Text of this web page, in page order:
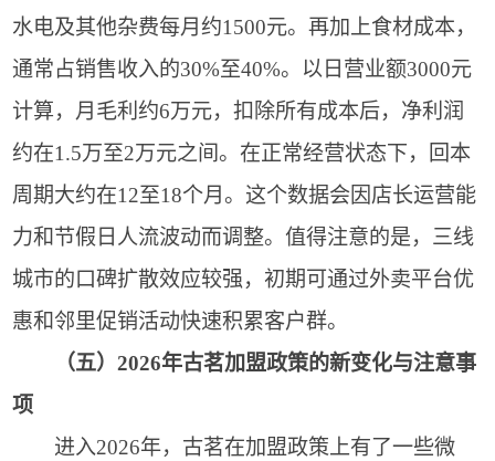
水电及其他杂费每月约1500元。再加上食材成本，
通常占销售收入的30%至40%。以日营业额3000元
计算，月毛利约6万元，扣除所有成本后，净利润
约在1.5万至2万元之间。在正常经营状态下，回本
周期大约在12至18个月。这个数据会因店长运营能
力和节假日人流波动而调整。值得注意的是，三线
城市的口碑扩散效应较强，初期可通过外卖平台优
惠和邻里促销活动快速积累客户群。
（五）2026年古茗加盟政策的新变化与注意事
项
进入2026年，古茗在加盟政策上有了一些微